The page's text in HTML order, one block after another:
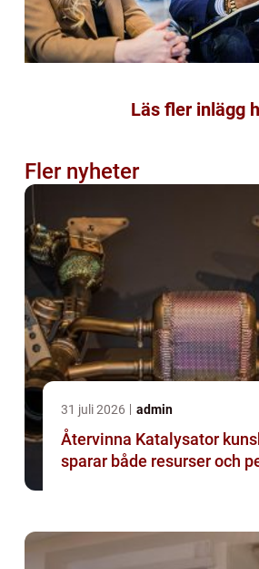
Läs fler inlägg
Fler nyheter
31 juli 2026 admin
Återvinna Katalysator kunskap som
sparar både resurser och